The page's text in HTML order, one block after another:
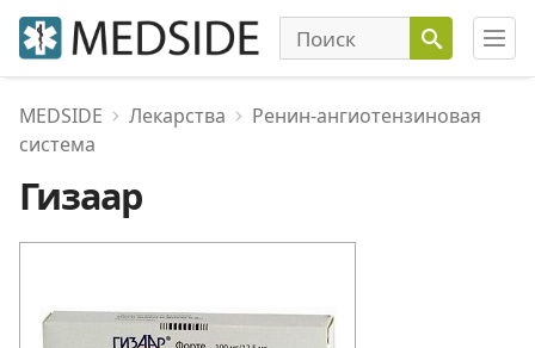
MEDSIDE Лекарства
Ренин-ангиотензиновая
система
Гизаар